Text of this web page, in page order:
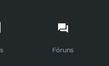
Fóruns